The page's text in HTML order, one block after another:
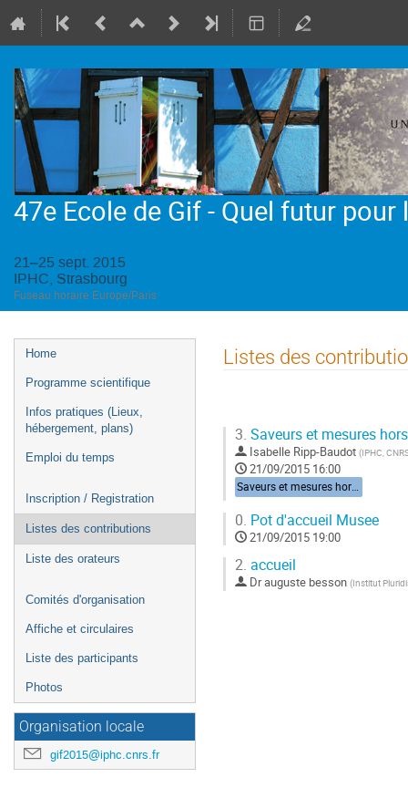
47e Ecole de Gif - Quel futur
21–25 sept. 2015
IPHC, Strasbourg
Fuseau horaire Europe/Paris
Menu
de
Home
Programme scientifique
Infos pratiques (Lieux,
hébergement, plans)
Emploi du temps
Inscription / Registration
Listes des contributions
Liste des orateurs
Comités d'organisation
Affiche et circulaires
Liste des participants
Photos
Organisation locale
gif2015@iphc.cnrs.fr
Listes des
3. Saveurs et mesures
Isabelle Ripp-Baudot (IPHC,
21/09/2015 16:00
0. Pot d'accueil Musee
21/09/2015 19:00
2. accueil
Drauguste besson (Institut